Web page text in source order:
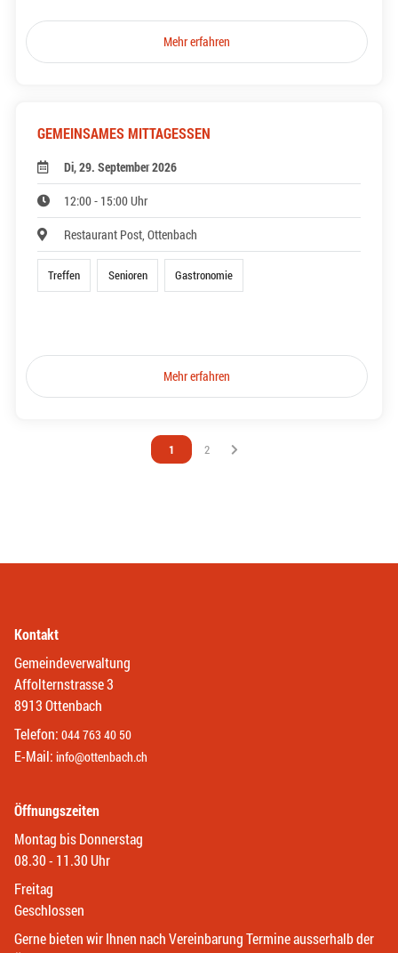
Mehr erfahren
GEMEINSAMES MITTAGESSEN
Di, 29. September 2026
12:00 - 15:00 Uhr
Restaurant Post, Ottenbach
Treffen Senioren Gastronomie
Mehr erfahren
Vous êtes sur la page
1 Vous êtes sur la page
2
Kontakt
Gemeindeverwaltung
Affolternstrasse 3
8913 Ottenbach
Telefon: 044 763 40 50
E-Mail: info@ottenbach.ch
Öffnungszeiten
Montag bis Donnerstag
08.30 - 11.30 Uhr
Freitag
Geschlossen
Gerne bieten wir Ihnen nach Vereinbarung Termine ausserhalb der